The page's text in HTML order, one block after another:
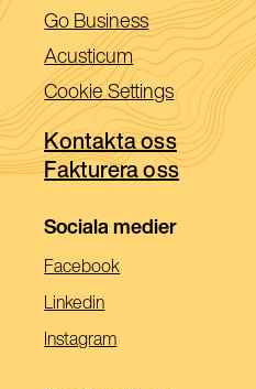
i
ett
nytt
fönster)
Go Business(Öppnas
i
ett
nytt
fönster)
Acusticum(Öppnas
i
ett
nytt
fönster)
Cookie Settings
Kontakta oss
Fakturera oss
Sociala medier
Facebook(Öppnas
Linkedin(Öppnas
Instagram(Öppnas